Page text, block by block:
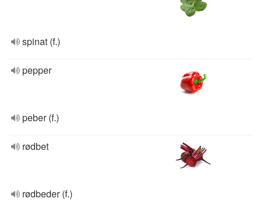
spinat (f.)
pepper
peber (f.)
rødbet
rødbeder (f.)